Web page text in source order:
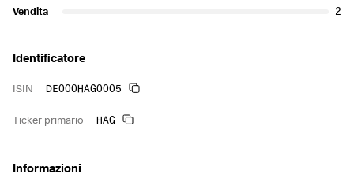
Vendita 2
Informazioni
Identificatore
ISIN DE000HAG0005
Ticker primario HAG